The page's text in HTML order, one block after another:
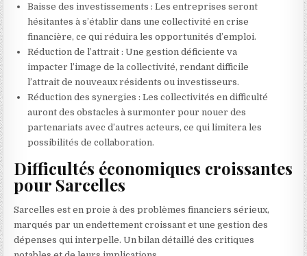
Baisse des investissements : Les entreprises seront
hésitantes à s’établir dans une collectivité en crise
financière, ce qui réduira les opportunités d’emploi.
Réduction de l’attrait : Une gestion déficiente va
impacter l’image de la collectivité, rendant difficile
l’attrait de nouveaux résidents ou investisseurs.
Réduction des synergies : Les collectivités en difficulté
auront des obstacles à surmonter pour nouer des
partenariats avec d’autres acteurs, ce qui limitera les
possibilités de collaboration.
Difficultés économiques croissantes
pour Sarcelles
Sarcelles est en proie à des problèmes financiers sérieux,
marqués par un endettement croissant et une gestion des
dépenses qui interpelle. Un bilan détaillé des critiques